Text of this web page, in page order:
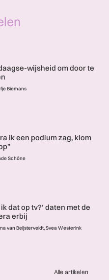
wijsheid om door te
Biemans
ik een podium zag, klom
Schöne
ik dat op tv?’ daten met de
erbij
van Beijsterveldt, Svea Westerink
Alle artikelen